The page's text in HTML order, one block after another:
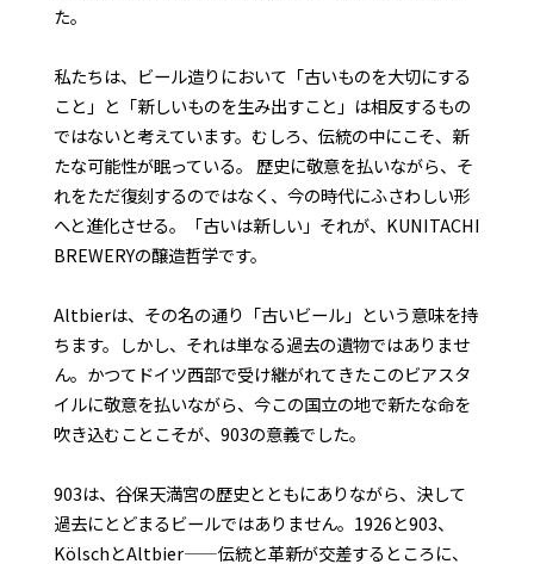
た。
私たちは、ビール造りにおいて「古いものを大切にする
こと」と「新しいものを生み出すこと」は相反するもの
ではないと考えています。むしろ、伝統の中にこそ、新
たな可能性が眠っている。 歴史に敬意を払いながら、そ
れをただ復刻するのではなく、今の時代にふさわしい形
へと進化させる。「古いは新しい」それが、KUNITACHI
BREWERYの醸造哲学です。
Altbierは、その名の通り「古いビール」という意味を持
ちます。しかし、それは単なる過去の遺物ではありませ
ん。かつてドイツ西部で受け継がれてきたこのビアスタ
イルに敬意を払いながら、今この国立の地で新たな命を
吹き込むことこそが、903の意義でした。
903は、谷保天満宮の歴史とともにありながら、決して
過去にとどまるビールではありません。1926と903、
KölschとAltbier——伝統と革新が交差するところに、